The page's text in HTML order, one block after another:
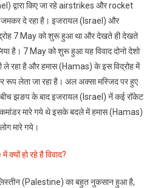
द्वारा किए जा रहे airstrikes और rocket
जमकर दे रहा है। इजरायल (Israel) और
7 May को शुरू हुआ था और देखते ही देखते
है। 7 May को शुरू हुआ यह विवाद दोनो देशो
ले रहा है और हमास (Hamas) के इस विद्रोह में
रूप लेता जा रहा है। अल अक्सा मस्जिद पर हुए
बीच झङप के बाद इजरायल (Israel) नें कई रॉकेट
मारे गये थे इसके बदले में हमास (Hamas)
मारे गये।
हो रहे है विवाद?
(Palestine) का बहुत नुकसान हुआ है,